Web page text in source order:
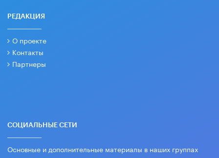
РЕДАКЦИЯ
О проекте
Контакты
Партнеры
СОЦИАЛЬНЫЕ СЕТИ
Основные и дополнительные материалы в наших группах